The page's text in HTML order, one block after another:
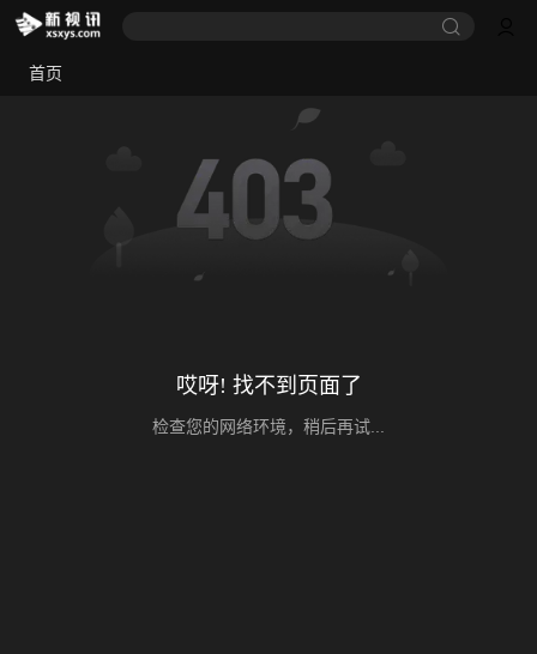
首页
哎呀! 找不到页面了
检查您的网络环境，稍后再试...